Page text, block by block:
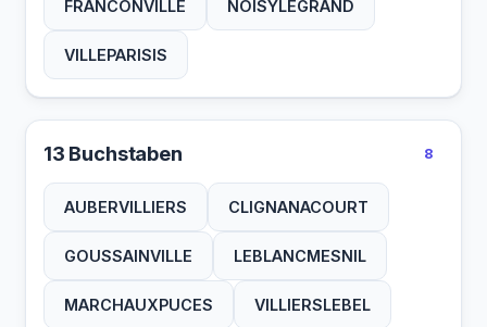
FRANCONVILLE NOISYLEGRAND
VILLEPARISIS
13 Buchstaben 8
AUBERVILLIERS CLIGNANACOURT
GOUSSAINVILLE LEBLANCMESNIL
MARCHAUXPUCES VILLIERSLEBEL